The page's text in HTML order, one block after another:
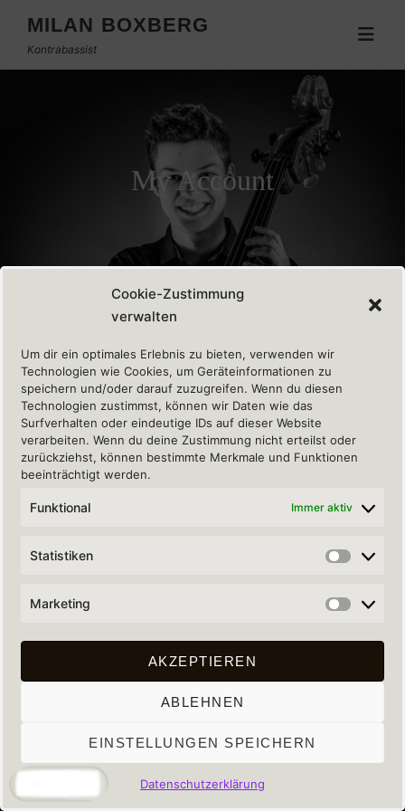
Cookie-Zustimmung
verwalten
Um dir ein optimales Erlebnis zu bieten, verwenden wir
Technologien wie Cookies, um Geräteinformationen zu
speichern und/oder darauf zuzugreifen. Wenn du diesen
Technologien zustimmst, können wir Daten wie das
Surfverhalten oder eindeutige IDs auf dieser Website
verarbeiten. Wenn du deine Zustimmung nicht erteilst oder
zurückziehst, können bestimmte Merkmale und Funktionen
beeinträchtigt werden.
Funktional Immer aktiv
Statistiken
Marketing
AKZEPTIEREN
ABLEHNEN
EINSTELLUNGEN SPEICHERN
Datenschutzerklärung
MILAN BOXBERG
Kontrabassist
My Account
REGULATORIK
Sitemap
Impressum
milan.bxbmilan_bxb
COPYRIGHT © 2026MILAN BOXBERG|
DATENSCHUTZERKLÄRUNG|MY MUSIC
BAND BY
CATCH THEMES